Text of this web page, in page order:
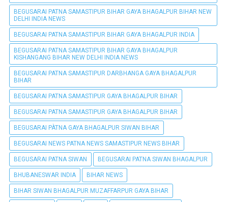
BEGUSARAI PATNA SAMASTIPUR BIHAR GAYA BHAGALPUR BIHAR NEW
DELHI INDIA NEWS
BEGUSARAI PATNA SAMASTIPUR BIHAR GAYA BHAGALPUR INDIA
BEGUSARAI PATNA SAMASTIPUR BIHAR GAYA BHAGALPUR
KISHANGANG BIHAR NEW DELHI INDIA NEWS
BEGUSARAI PATNA SAMASTIPUR DARBHANGA GAYA BHAGALPUR
BIHAR
BEGUSARAI PATNA SAMASTIPUR GAYA BHAGALPUR BIHAR
BEGUSARAI PATNA SAMASTIPUR GAYA BHAGALPUR BIHAR
BEGUSARAI PÀTNA GAYA BHAGALPUR SIWAN BIHAR
BEGUSARAI NEWS PATNA NEWS SAMASTIPUR NEWS BIHAR
BEGUSARAI PATNA SIWAN BEGUSARAI PATNA SIWAN BHAGALPUR
BHUBANESWAR INDIA BIHAR NEWS
BIHAR SIWAN BHAGALPUR MUZAFFARPUR GAYA BIHAR